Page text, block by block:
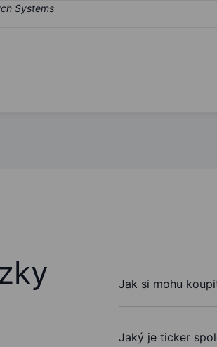
Jak si mohu
Jaký je ticker